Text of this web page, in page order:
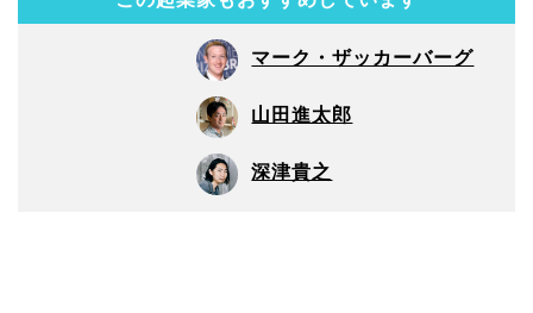
マーク・ザッカーバーグ
山田進太郎
深津貴之